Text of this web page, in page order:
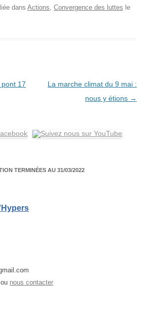
dans Actions, Convergence des luttes le
17
La marche climat du 9 mai :
nous y étions →
TERMINÉES AU 31/03/2022
nous contacter